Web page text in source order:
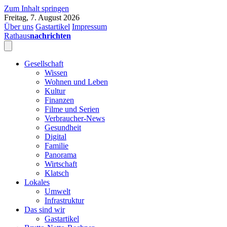
Zum Inhalt springen
Freitag, 7. August 2026
Über uns Gastartikel Impressum
Rathausnachrichten
Gesellschaft
Wissen
Wohnen und Leben
Kultur
Finanzen
Filme und Serien
Verbraucher-News
Gesundheit
Digital
Familie
Panorama
Wirtschaft
Klatsch
Lokales
Umwelt
Infrastruktur
Das sind wir
Gastartikel